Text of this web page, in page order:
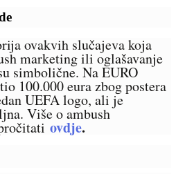
ovakvih slučajeva koja
marketing ili oglašavanje
simbolične. Na EURO
100.000 eura zbog postera
UEFA logo, ali je
Više o ambush
ovdje.